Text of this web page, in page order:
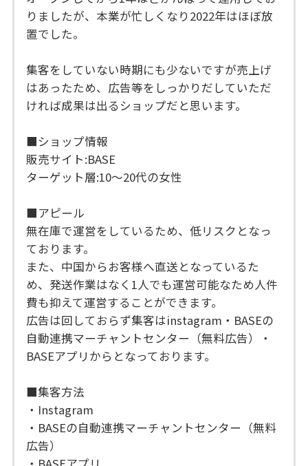
りましたが、本業が忙しくなり2022年はほぼ放
置でした。
集客をしていない時期にも少ないですが売上げ
はあったため、広告等をしっかりだしていただ
ければ成果は出るショップだと思います。
■ショップ情報
販売サイト:BASE
ターゲット層:10〜20代の女性
■アピール
無在庫で運営をしているため、低リスクとなっ
ております。
また、中国からお客様へ直送となっているた
め、発送作業はなく1人でも運営可能なため人件
費も抑えて運営することができます。
広告は回しておらず集客はinstagram・BASEの
自動連携マーチャントセンター（無料広告）・
BASEアプリからとなっております。
■集客方法
・Instagram
・BASEの自動連携マーチャントセンター（無料
広告）